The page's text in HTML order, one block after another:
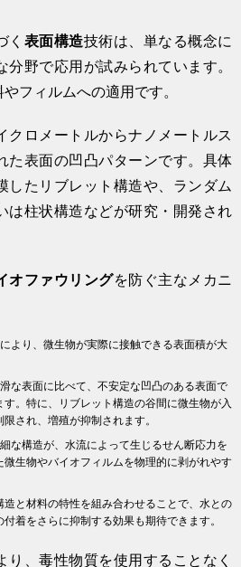
く 表面構造技術は、単なる概念に
野で応用が試みられています。
フィルムへの適用です。
クロメートルからナノメートルス
た表面の凹凸パターンです。具体
したリブレット構造や、ランダム
は柱状構造などが研究・開発され
オファウリングを防ぐ主なメカニ
より、微生物が実際に接触できる表面積が大
な表面に比べて、不安定な凹凸のある表面で
。特に、リブレット構造の谷間に微生物が入
され、増殖が抑制されます。
な構造が、水流によって生じるせん断応力を
生物やバイオフィルムを物理的に剥がれやす
造と材料の特性を組み合わせることで、水との
着をさらに抑制する効果も期待できます。
り、毒性物質を使用することなく